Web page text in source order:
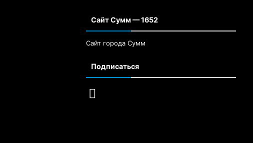
Сайт Сумм — 1652
Сайт города Сумм
Подписаться